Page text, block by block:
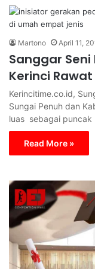
Martono April 11,
Sanggar
Kerinci
Kerincitime.co.id,
Sungai Penuh dan
luas sebagai
Read More »